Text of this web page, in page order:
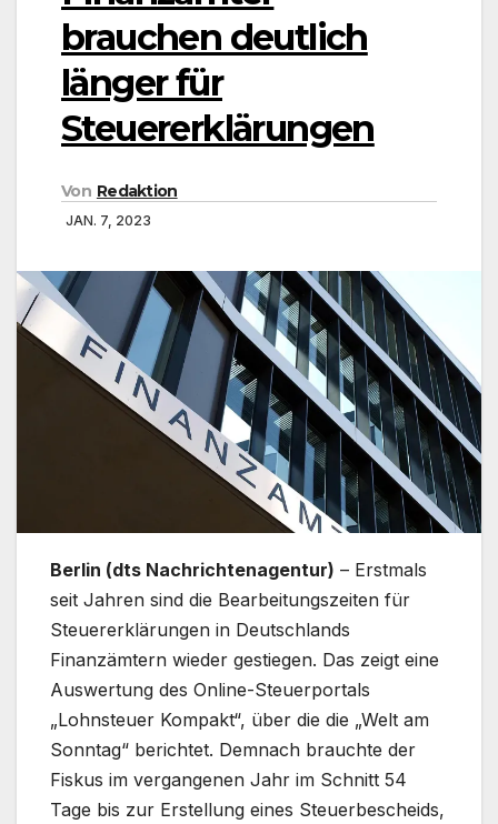
brauchen deutlich
länger für
Steuererklärungen
Von Redaktion
JAN. 7, 2023
Berlin (dts Nachrichtenagentur) – Erstmals
seit Jahren sind die Bearbeitungszeiten für
Steuererklärungen in Deutschlands
Finanzämtern wieder gestiegen. Das zeigt eine
Auswertung des Online-Steuerportals
„Lohnsteuer Kompakt“, über die die „Welt am
Sonntag“ berichtet. Demnach brauchte der
Fiskus im vergangenen Jahr im Schnitt 54
Tage bis zur Erstellung eines Steuerbescheids,